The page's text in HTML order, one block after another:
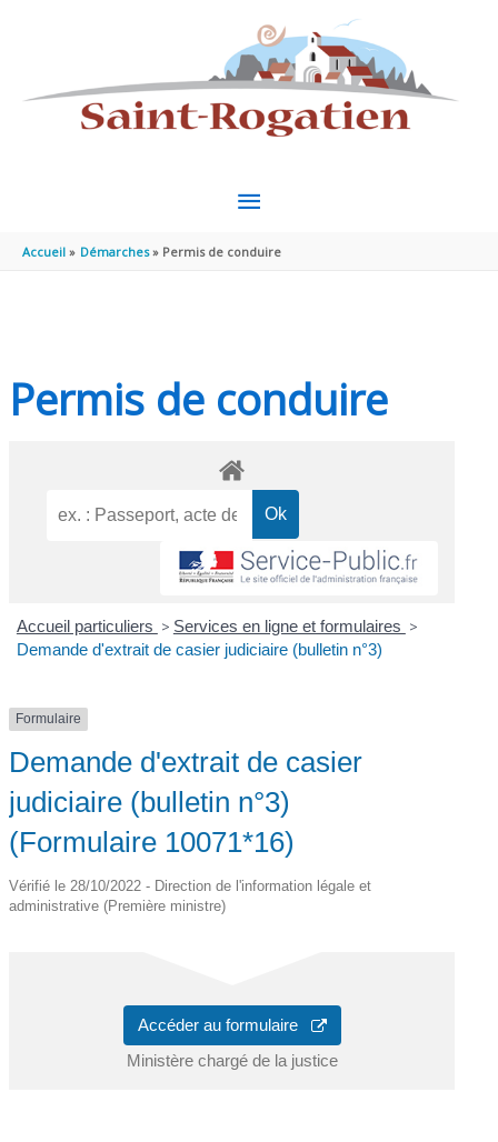
MENU
PRINCIPAL
Accueil Démarches Permis de conduire
Permis de conduire
Accueil particuliers > Services en ligne et formulaires >
Demande d'extrait de casier judiciaire (bulletin n°3)
Formulaire
Demande d'extrait de casier
judiciaire (bulletin n°3)
(Formulaire 10071*16)
Vérifié le 28/10/2022 - Direction de l'information légale et
administrative (Première ministre)
Accéder au formulaire
Ministère chargé de la justice